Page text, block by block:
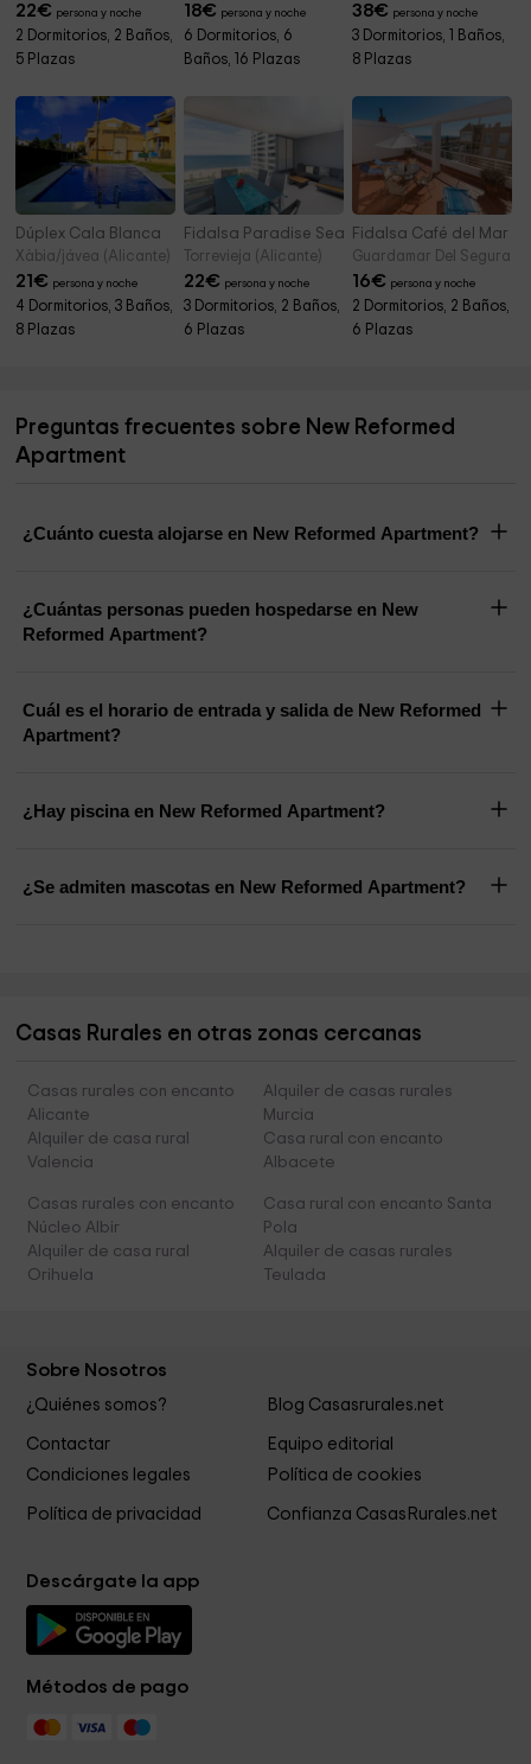
22€ persona y noche
2 Dormitorios, 2 Baños,
5 Plazas
18€ persona y noche
6 Dormitorios, 6
Baños, 16 Plazas
38€ persona y noche
3 Dormitorios, 1 Baños,
8 Plazas
Dúplex Cala Blanca
Xàbia/jávea (Alicante)
21€ persona y noche
4 Dormitorios, 3 Baños,
8 Plazas
Fidalsa Paradise Sea Punta Prima
Torrevieja (Alicante)
22€ persona y noche
3 Dormitorios, 2 Baños,
6 Plazas
Fidalsa Café del Mar
Guardamar Del Segura
16€ persona y noche
2 Dormitorios, 2 Baños,
6 Plazas
Preguntas frecuentes sobre New Reformed
Apartment
¿Cuánto cuesta alojarse en New Reformed Apartment?
¿Cuántas personas pueden hospedarse en New
Reformed Apartment?
Cuál es el horario de entrada y salida de New Reformed
Apartment?
¿Hay piscina en New Reformed Apartment?
¿Se admiten mascotas en New Reformed Apartment?
Casas Rurales en otras zonas cercanas
Casas rurales con encanto
Alicante
Alquiler de casas rurales
Murcia
Alquiler de casa rural
Valencia
Casa rural con encanto
Albacete
Casas rurales con encanto
Núcleo Albir
Casa rural con encanto Santa
Pola
Alquiler de casa rural
Orihuela
Alquiler de casas rurales
Teulada
Sobre Nosotros
¿Quiénes somos? Blog Casasrurales.net
Contactar
Equipo editorial
Condiciones legales
Política de cookies
Política de privacidad Confianza CasasRurales.net
Descárgate la app
Métodos de pago